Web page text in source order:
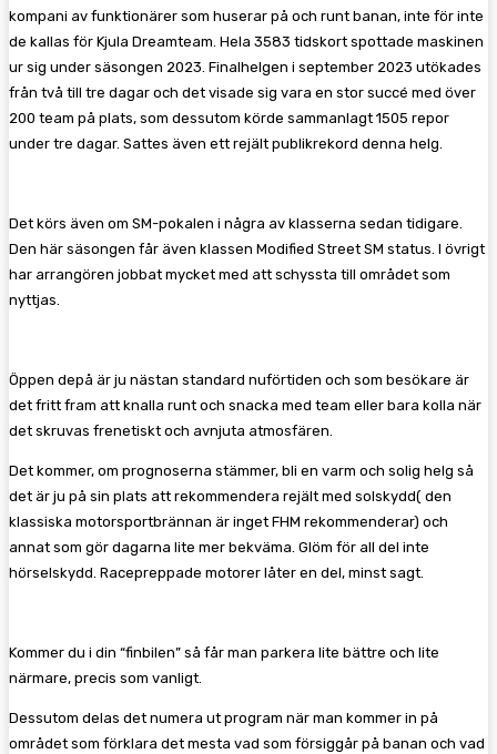
kompani av funktionärer som huserar på och runt banan, inte för inte
de kallas för Kjula Dreamteam. Hela 3583 tidskort spottade maskinen
ur sig under säsongen 2023. Finalhelgen i september 2023 utökades
från två till tre dagar och det visade sig vara en stor succé med över
200 team på plats, som dessutom körde sammanlagt 1505 repor
under tre dagar. Sattes även ett rejält publikrekord denna helg.
Det körs även om SM-pokalen i några av klasserna sedan tidigare.
Den här säsongen får även klassen Modified Street SM status. I övrigt
har arrangören jobbat mycket med att schyssta till området som
nyttjas.
Öppen depå är ju nästan standard nuförtiden och som besökare är
det fritt fram att knalla runt och snacka med team eller bara kolla när
det skruvas frenetiskt och avnjuta atmosfären.
Det kommer, om prognoserna stämmer, bli en varm och solig helg så
det är ju på sin plats att rekommendera rejält med solskydd( den
klassiska motorsportbrännan är inget FHM rekommenderar) och
annat som gör dagarna lite mer bekväma. Glöm för all del inte
hörselskydd. Racepreppade motorer låter en del, minst sagt.
Kommer du i din “finbilen” så får man parkera lite bättre och lite
närmare, precis som vanligt.
Dessutom delas det numera ut program när man kommer in på
området som förklara det mesta vad som försiggår på banan och vad